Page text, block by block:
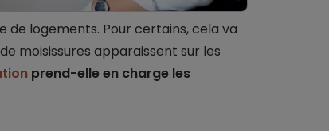
de logements. Pour certains, cela va
moisissures apparaissent sur les
prend-elle en charge les